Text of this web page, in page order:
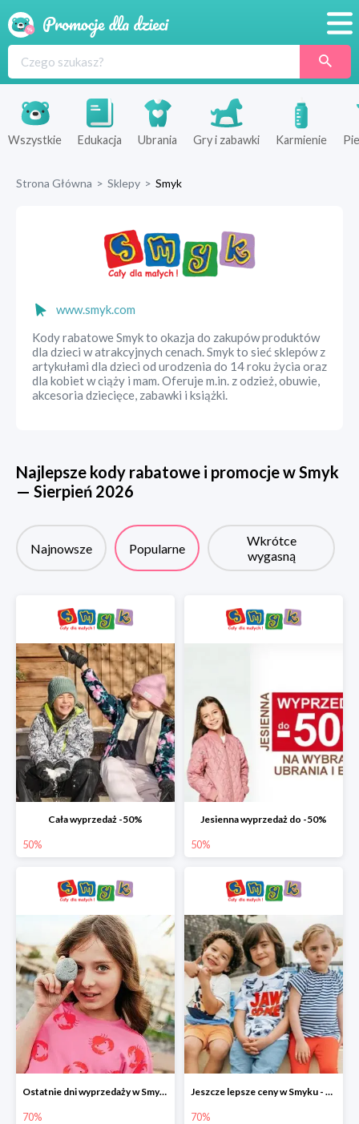
Produkty
Sklepy
Wszystkie Edukacja Ubrania Gry i zabawki Karmienie
Strona Główna > Sklepy > Smyk
www.smyk.com
Kody rabatowe Smyk to okazja do zakupów produktów
dla dzieci w atrakcyjnych cenach. Smyk to sieć sklepów z
artykułami dla dzieci od urodzenia do 14 roku życia oraz
dla kobiet w ciąży i mam. Oferuje m.in. z odzież, obuwie,
akcesoria dziecięce, zabawki i książki.
Najlepsze kody rabatowe i promocje wSmyk
— Sierpień 2026
Najnowsze Popularne
Wkrótce
wygasną
Cała wyprzedaż -50%
50%
Jesienna wyprzedaż do -50%
50%
Ostatnie dni wyprzedaży w Smyku - ubrania i buty do -70%
70%
Jeszcze lepsze ceny w Smyku - ubrania i buty do -70%
70%